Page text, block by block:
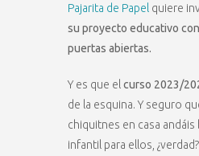
Pajarita de Papel quiere
su proyecto educativo
puertas abiertas.
Y es que el curso 2023/
de la esquina. Y seguro
chiquitnes en casa
infantil para ellos, ¿verdad?